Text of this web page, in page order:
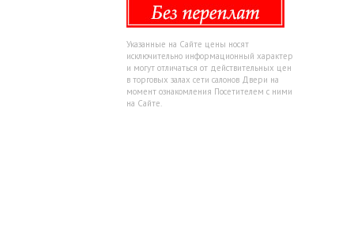
Указанные на Сайте цены носят
исключительно информационный характер
и могут отличаться от действительных цен
в торговых залах сети салонов Двери на
момент ознакомления Посетителем с ними
на Сайте.